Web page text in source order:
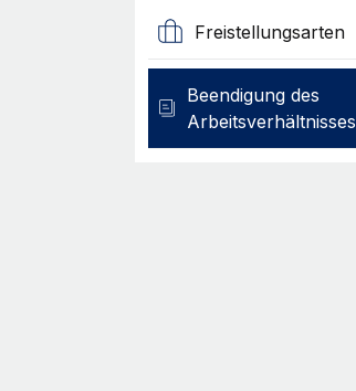
Freistellungsarten
Beendigung des
Arbeitsverhältnisses